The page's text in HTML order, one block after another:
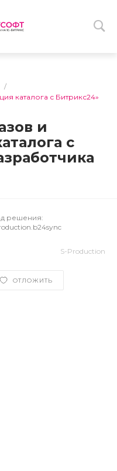
/
каталога с Битрикс24»
и
с
решения:
ОТЛОЖИТЬ
S-Production